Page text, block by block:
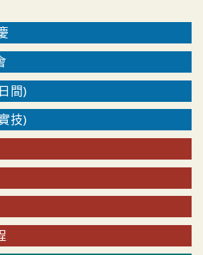
間)
技)